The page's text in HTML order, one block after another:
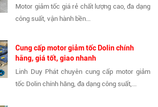
Motor giảm tốc giá rẻ chất lượng cao, đa dạng
công suất, vận hành bền...
Cung cấp motor giảm tốc Dolin chính
hãng, giá tốt, giao nhanh
Linh Duy Phát chuyên cung cấp motor giảm
tốc Dolin chính hãng, đa dạng công suất,...